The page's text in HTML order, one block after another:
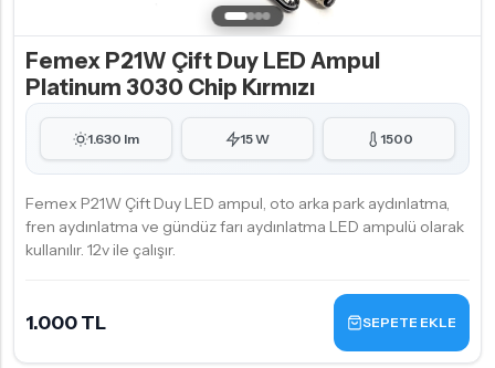
Femex P21W Çift Duy LED Ampul
Platinum 3030 Chip Kırmızı
1.630 lm 15 W 1500
Femex P21W Çift Duy LED ampul, oto arka park aydınlatma,
fren aydınlatma ve gündüz farı aydınlatma LED ampulü olarak
kullanılır. 12v ile çalışır.
1.000 TL SEPETE EKLE